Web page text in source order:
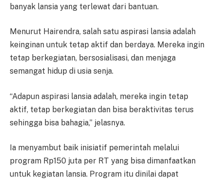
banyak lansia yang terlewat dari bantuan.
Menurut Hairendra, salah satu aspirasi lansia adalah
keinginan untuk tetap aktif dan berdaya. Mereka ingin
tetap berkegiatan, bersosialisasi, dan menjaga
semangat hidup di usia senja.
“Adapun aspirasi lansia adalah, mereka ingin tetap
aktif, tetap berkegiatan dan bisa beraktivitas terus
sehingga bisa bahagia,” jelasnya.
Ia menyambut baik inisiatif pemerintah melalui
program Rp150 juta per RT yang bisa dimanfaatkan
untuk kegiatan lansia. Program itu dinilai dapat